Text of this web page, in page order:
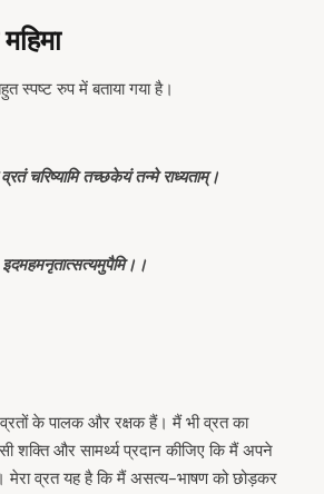
स्पष्ट रुप में बताया गया है।
चरिष्यामि तच्छकेयं तन्मे राध्यताम्।
इदमहमनृतात्सत्यमुपैमि।।
के पालक और रक्षक हैं। मैं भी व्रत का
शक्ति और सामर्थ्य प्रदान कीजिए कि मैं अपने
व्रत यह है कि मैं असत्य-भाषण को छोड़कर